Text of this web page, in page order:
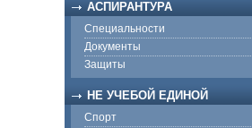
АСПИРАНТУРА
Специальности
Документы
Защиты
НЕ УЧЕБОЙ ЕДИНОЙ
Спорт